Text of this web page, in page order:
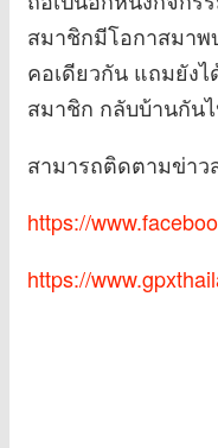
สมาชิกมีโอกาสมา
คอเดียวกัน แถมยัง
สมาชิก กลับบ้านกัน
สามารถติดตามข่าว
https://
https://